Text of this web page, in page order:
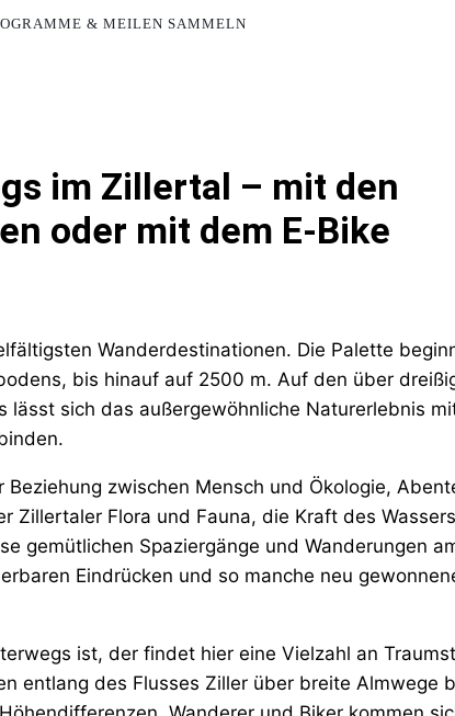
& MEILEN SAMMELN
im Zillertal – mit den
oder mit dem E-Bike
Wanderdestinationen. Die Palette
bis hinauf auf 2500 m. Auf den über
lässt sich das außergewöhnliche Naturerlebnis
Beziehung zwischen Mensch und Ökologie,
Zillertaler Flora und Fauna, die Kraft des
gemütlichen Spaziergänge und Wanderungen
Eindrücken und so manche neu
ist, der findet hier eine Vielzahl an
entlang des Flusses Ziller über breite Almwege